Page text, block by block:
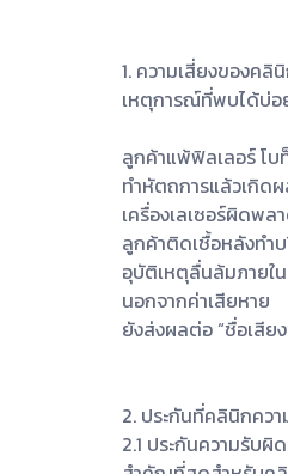
1. ความเสี่ยงของคลิ
เหตุการณ์ที่พบได้บ่อ
ลูกค้าแพ้ฟิลเลอร์ โบ
ทำหัตถการแล้วเกิดผ
เครื่องเลเซอร์ผิดพล
ลูกค้าติดเชื้อหลังทำ
อุบัติเหตุลื่นล้มภายใ
นอกจากค่าเสียหาย
ยังส่งผลต่อ “ชื่อเสีย
2. ประกันที่คลินิกคว
2.1 ประกันความรับ